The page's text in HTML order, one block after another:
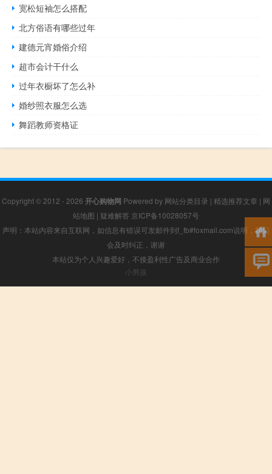
宽松短袖怎么搭配
北方俗语有哪些过年
建德元宵婚俗介绍
超市会计干什么
过年衣橱坏了怎么补
婚纱照衣服怎么选
舞蹈教师资格证
Copyright © 2012 - 2026 开心购物网 Powered by 网站分类目录 | 精选推荐文章 | 网
站地图 | 疑难解答 京ICP备10028057号
声明：本站内容来自互联网，如信息有错误可发邮件到f_fb#foxmail.com说明，我们
会及时纠正，谢谢
本站仅为个人兴趣爱好，不接盈利性广告及商业合作
小男孩